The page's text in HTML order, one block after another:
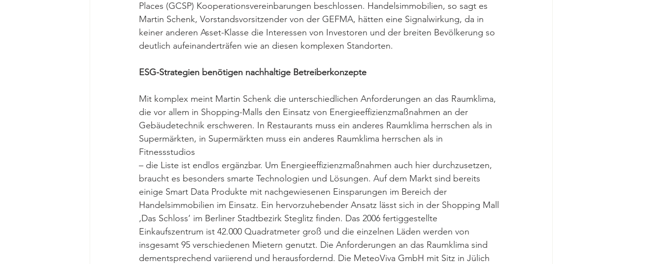
Places (GCSP) Kooperationsvereinbarungen beschlossen. Handelsimmobilien, so sagt es
Martin Schenk, Vorstandsvorsitzender von der GEFMA, hätten eine Signalwirkung, da in
keiner anderen Asset-Klasse die Interessen von Investoren und der breiten Bevölkerung so
deutlich aufeinanderträfen wie an diesen komplexen Standorten.
ESG-Strategien benötigen nachhaltige Betreiberkonzepte
Mit komplex meint Martin Schenk die unterschiedlichen Anforderungen an das Raumklima,
die vor allem in Shopping-Malls den Einsatz von Energieeffizienzmaßnahmen an der
Gebäudetechnik erschweren. In Restaurants muss ein anderes Raumklima herrschen als in
Supermärkten, in Supermärkten muss ein anderes Raumklima herrschen als in
Fitnessstudios
– die Liste ist endlos ergänzbar. Um Energieeffizienzmaßnahmen auch hier durchzusetzen,
braucht es besonders smarte Technologien und Lösungen. Auf dem Markt sind bereits
einige Smart Data Produkte mit nachgewiesenen Einsparungen im Bereich der
Handelsimmobilien im Einsatz. Ein hervorzuhebender Ansatz lässt sich in der Shopping Mall
‚Das Schloss‘ im Berliner Stadtbezirk Steglitz finden. Das 2006 fertiggestellte
Einkaufszentrum ist 42.000 Quadratmeter groß und die einzelnen Läden werden von
insgesamt 95 verschiedenen Mietern genutzt. Die Anforderungen an das Raumklima sind
dementsprechend variierend und herausfordernd. Die MeteoViva GmbH mit Sitz in Jülich